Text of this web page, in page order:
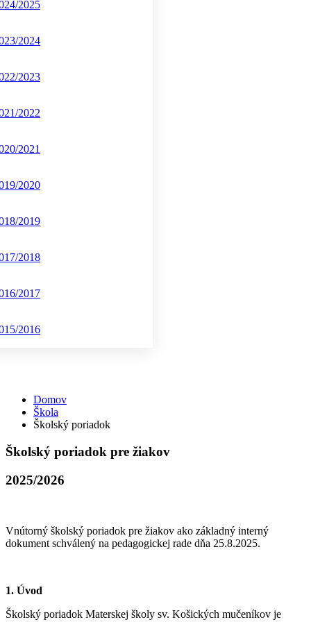
2025
2024
2023
2022
2021
2020
2019
2018
2017
2016
Domov
Škola
Školský poriadok
Školský poriadok pre žiakov
2025/2026
Vnútorný školský poriadok pre žiakov ako základný interný
dokument schválený na pedagogickej rade dňa 25.8.2025.
1. Úvod
Školský poriadok Materskej školy sv. Košických mučeníkov je